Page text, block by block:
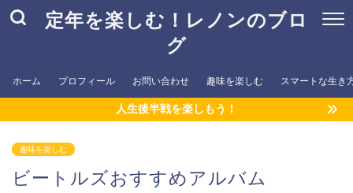
定年を楽しむ！レノンのブロ
グ
ホーム プロフィール お問い合わせ 趣味を楽しむ スマートな生き
人生後半戦を楽しもう！
趣味を楽しむ
ビートルズおすすめアルバム